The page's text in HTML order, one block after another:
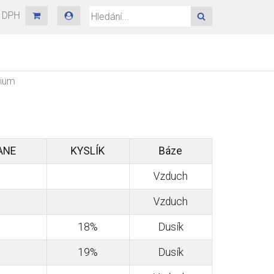
KYSLÍK Báze
Vzduch
Vzduch
18% Dusík
19% Dusík